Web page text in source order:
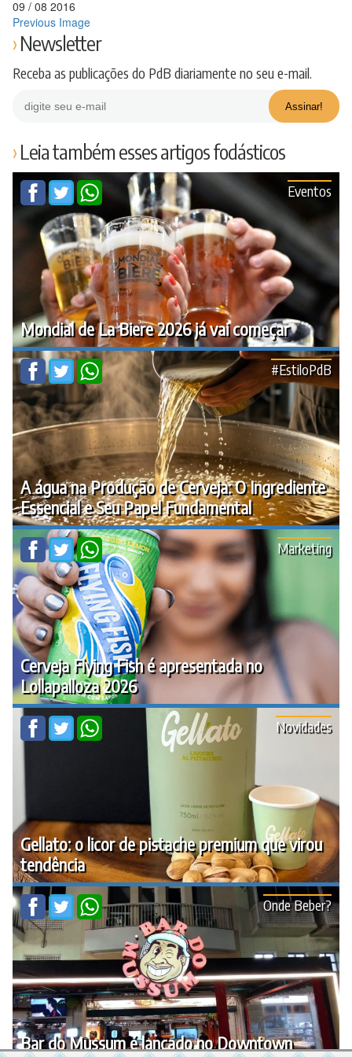
09 / 08 2016
Previous Image
Newsletter
Receba as publicações do PdB diariamente no seu e-mail.
Leia também esses artigos fodásticos
Mondial de La Biere 2026 já vai começar
Eventos
A água na Produção de Cerveja: O Ingrediente
Essencial e Seu Papel Fundamental
#EstiloPdB
Cerveja Flying Fish é apresentada no
Lollapalloza 2026
Marketing
Gellato: o licor de pistache premium que virou
tendência
Novidades
Bar do Mussum é lançado no Downtown
Onde Beber?